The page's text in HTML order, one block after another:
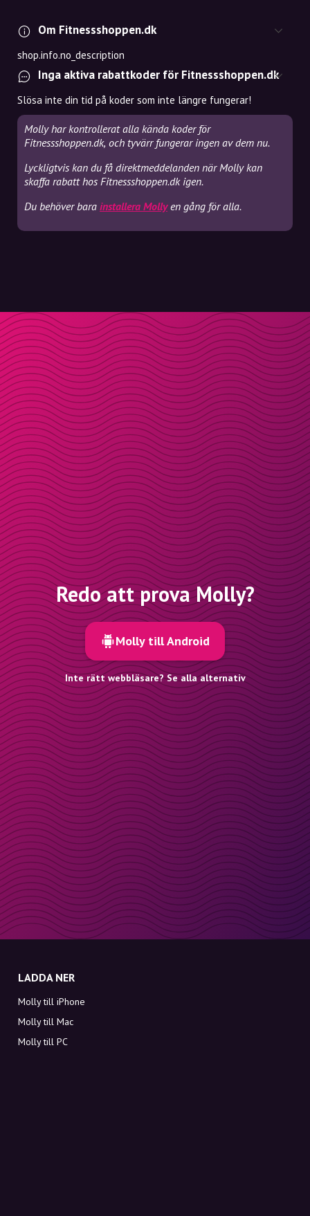
Om Fitnessshoppen.dk
shop.info.no_description
Inga aktiva rabattkoder för Fitnessshoppen.dk
Slösa inte din tid på koder som inte längre fungerar!
Molly har kontrollerat alla kända koder för
Fitnessshoppen.dk, och tyvärr fungerar ingen av dem nu.
Lyckligtvis kan du få direktmeddelanden när Molly kan
skaffa rabatt hos Fitnessshoppen.dk igen.
Du behöver bara installera Mollyen gång för alla.
Redo att prova Molly?
Molly till Android
Inte rätt webbläsare? Se alla alternativ
LADDA NER
Molly till iPhone
Molly till Mac
Molly till PC